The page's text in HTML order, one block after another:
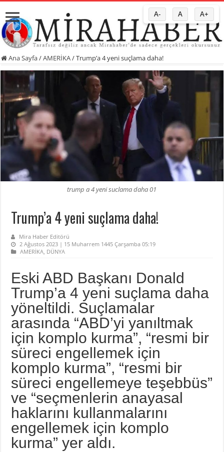
Ana Sayfa/AMERİKA/Trump’a 4 yeni suçlama daha!
trump a 4 yeni suclama daha 01
Trump’a 4 yeni suçlama daha!
Mira Haber Editörü
2 Ağustos 2023 | 15 Muharrem 1445 Çarşamba 05:19
AMERİKA, DÜNYA
Eski ABD Başkanı Donald
Trump’a 4 yeni suçlama daha
yöneltildi. Suçlamalar
arasında “ABD’yi yanıltmak
için komplo kurma”, “resmi bir
süreci engellemek için
komplo kurma”, “resmi bir
süreci engellemeye teşebbüs”
ve “seçmenlerin anayasal
haklarını kullanmalarını
engellemek için komplo
kurma” yer aldı.
A- A A+